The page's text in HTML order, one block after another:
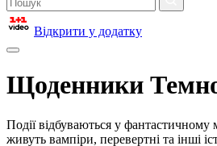
Відкрити у додатку
Щоденники
Події відбуваються у
живуть вампіри, перевертні та інші